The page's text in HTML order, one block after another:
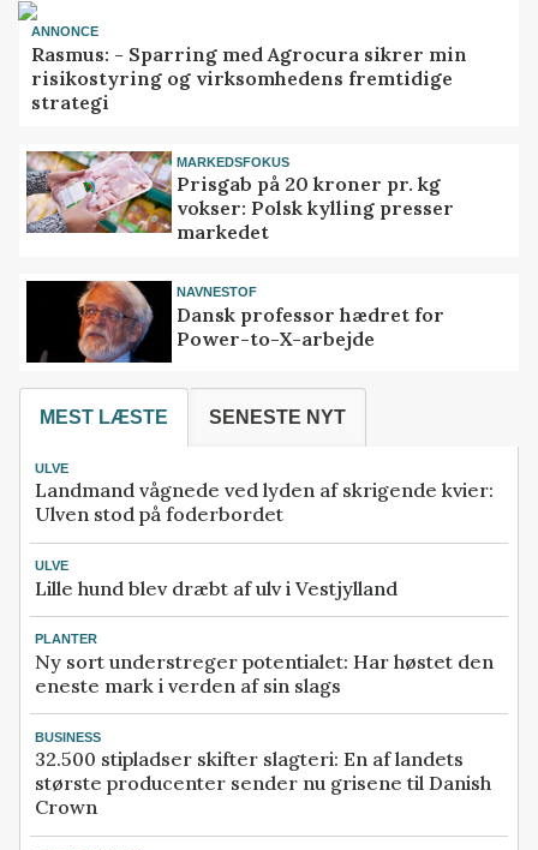
ANNONCE
Rasmus: - Sparring med Agrocura sikrer min
risikostyring og virksomhedens fremtidige
strategi
MARKEDSFOKUS
Prisgab på 20 kroner pr. kg
vokser: Polsk kylling presser
markedet
NAVNESTOF
Dansk professor hædret for
Power-to-X-arbejde
MEST LÆSTE SENESTE NYT
ULVE
Landmand vågnede ved lyden af skrigende kvier:
Ulven stod på foderbordet
ULVE
Lille hund blev dræbt af ulv i Vestjylland
PLANTER
Ny sort understreger potentialet: Har høstet den
eneste mark i verden af sin slags
BUSINESS
32.500 stipladser skifter slagteri: En af landets
største producenter sender nu grisene til Danish
Crown